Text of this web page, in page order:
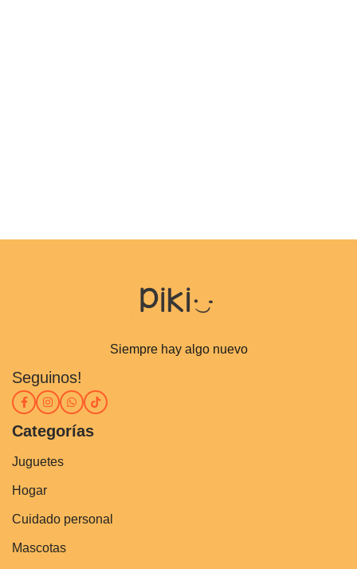
Siempre hay algo nuevo
Seguinos!
Categorías
Juguetes
Hogar
Cuidado personal
Mascotas